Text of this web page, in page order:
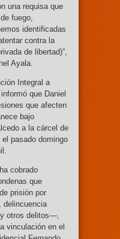
una requisa que
fuego,
identificadas
contra la
de libertad)”,
Ayala.
Integral a
que Daniel
que afecten
bajo
a la cárcel de
pasado domingo
cobrado
que
prisión por
delincuencia
otros delitos—,
vinculación en el